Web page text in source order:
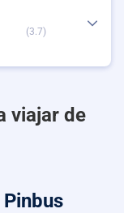
(3.7)
viajar de
Pinbus